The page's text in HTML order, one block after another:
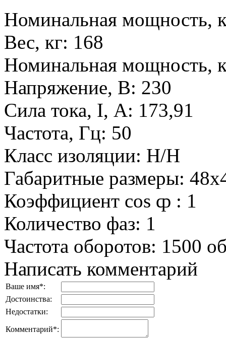
Номинальная мощность,
Вес, кг: 168
Номинальная мощность,
Напряжение, В: 230
Сила тока, I, А: 173,91
Частота, Гц: 50
Класс изоляции: H/H
Габаритные размеры:
Коэффициент cos ȹ : 1
Количество фаз: 1
Частота оборотов: 1500
Написать комментарий
Ваше имя*:
Достоинства:
Недостатки:
Комментарий*: